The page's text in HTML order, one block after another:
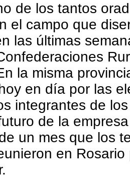
de los tantos
el campo que
las últimas
la misma
en día por las
integrantes de
de la
un mes que los
en Rosario